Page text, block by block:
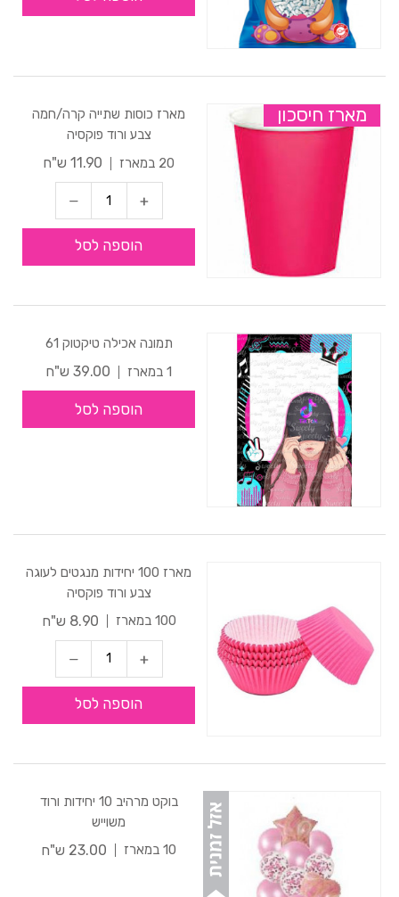
מארז חיסכון
מארז כוסות שתייה קרה/חמה
צבע ורוד פוקסיה
20 במארז
11.90 ש"ח
הוספה לסל
תמונה אכילה טיקטוק 61
1 במארז
39.00 ש"ח
הוספה לסל
מארז 100 יחידות מנגטים לעוגה
צבע ורוד פוקסיה
100 במארז
8.90 ש"ח
הוספה לסל
בוקט מרהיב 10 יחידות ורוד
משוייש
10 במארז
23.00 ש"ח